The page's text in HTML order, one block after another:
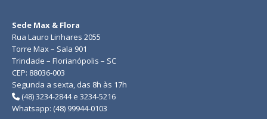
Sede Max & Flora
Rua Lauro Linhares 2055
Torre Max – Sala 901
Trindade – Florianópolis – SC
CEP: 88036-003
Segunda a sexta, das 8h às 17h
(48) 3234-2844 e 3234-5216
Whatsapp: (48) 99944-0103